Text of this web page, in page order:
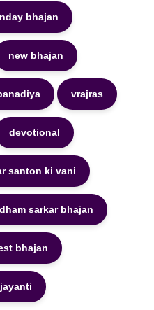
bhajan
new bhajan
vrajras
devotional
santon ki vani
sarkar bhajan
bhajan